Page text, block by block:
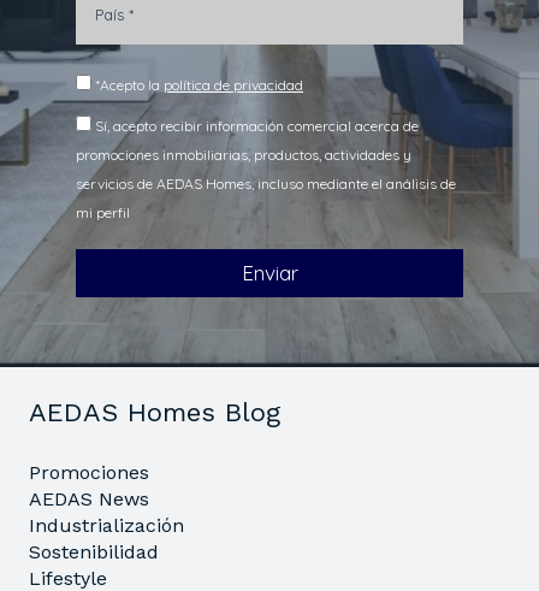
AEDAS Homes Blog
Promociones
AEDAS News
Industrialización
Sostenibilidad
Lifestyle